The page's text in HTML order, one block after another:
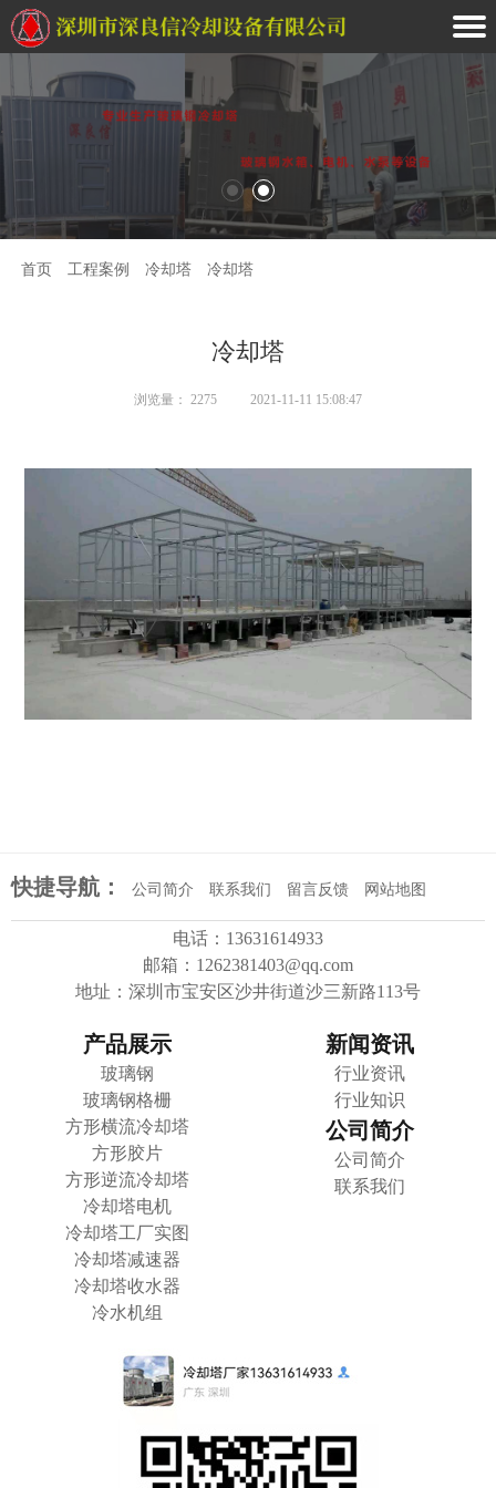
首页 工程案例 冷却塔 冷却塔
冷却塔
浏览量： 2275 2021-11-11 15:08:47
快捷导航： 公司简介 联系我们 留言反馈 网站地图
电话：13631614933
邮箱：1262381403@qq.com
地址：深圳市宝安区沙井街道沙三新路113号
产品展示
玻璃钢
玻璃钢格栅
方形横流冷却塔
方形胶片
方形逆流冷却塔
冷却塔电机
冷却塔工厂实图
冷却塔减速器
冷却塔收水器
冷水机组
新闻资讯
行业资讯
行业知识
公司简介
公司简介
联系我们